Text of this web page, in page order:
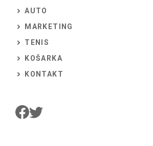
AUTO
MARKETING
TENIS
KOŠARKA
KONTAKT